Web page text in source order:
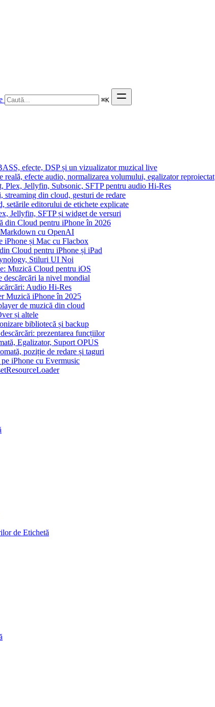
⌘K
efecte, DSP și un vizualizator muzical live
reală, efecte audio, normalizarea volumului, egalizator reproiectat
Plex, Jellyfin, Subsonic, SFTP pentru audio Hi-Res
din cloud, gesturi de redare
setările editorului de etichete explicate
Jellyfin, SFTP și widget de versuri
din Cloud pentru iPhone în 2026
cu OpenAI
iPhone și Mac cu Flacbox
Cloud pentru iPhone și iPad
Stiluri UI Noi
Muzică Cloud pentru iOS
descărcări la nivel mondial
Audio Hi-Res
Muzică iPhone în 2025
de muzică din cloud
și altele
bibliotecă și backup
prezentarea funcțiilor
Egalizator, Suport OPUS
poziție de redare și taguri
iPhone cu Evermusic
de Etichetă